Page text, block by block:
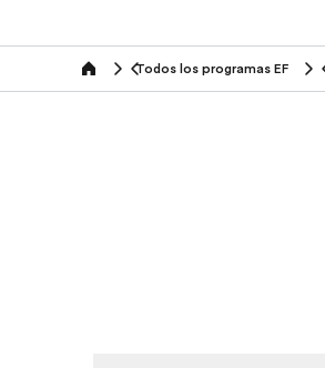
home Todos los programas EF